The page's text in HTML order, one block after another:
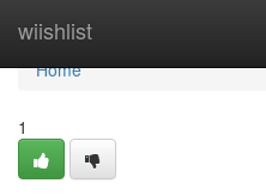
wiishlist
Home
Home
1